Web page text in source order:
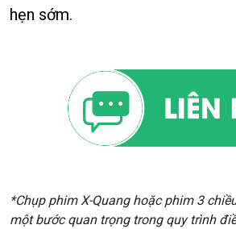
hẹn sớm.
*Chụp phim X-Quang hoặc phim 3
một bước quan trọng trong quy trình